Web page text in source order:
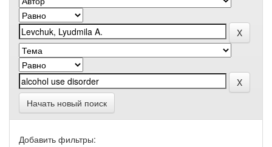
Начать новый поиск
Добавить фильтры: